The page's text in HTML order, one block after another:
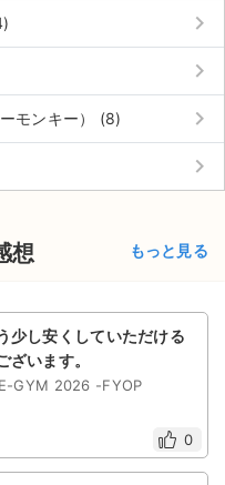
keyboard_arrow_right
keyboard_arrow_right
モンキー） (8) keyboard_arrow_right
keyboard_arrow_right
想 もっと見る
少し安くしていただける
います。
GYM 2026 -FYOP
0